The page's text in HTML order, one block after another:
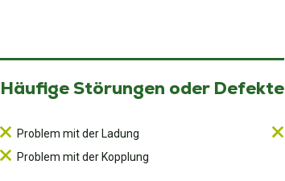
Häufige Störungen oder Defekte
Problem mit der Ladung
Problem mit der Kopplung